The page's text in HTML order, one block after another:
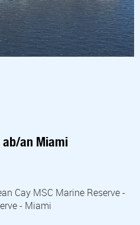
ab/an Miami
Cay MSC Marine Reserve -
- Miami